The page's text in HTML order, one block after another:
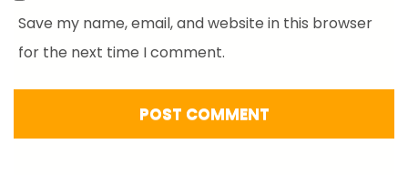
Save my name, email, and website in this browser
for the next time I comment.